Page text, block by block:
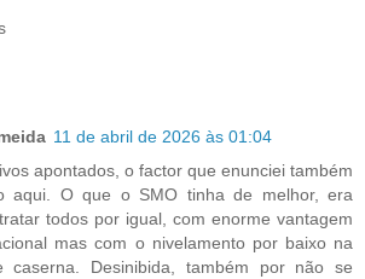
11 de abril de 2026 às 01:04
apontados, o factor que enunciei também
aqui. O que o SMO tinha de melhor, era
todos por igual, com enorme vantagem
mas com o nivelamento por baixo na
caserna. Desinibida, também por não se